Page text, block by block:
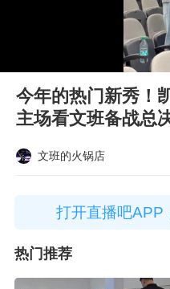
今年的热门新秀！
主场看文班备战总
文班的火锅店
打开直播吧APP
热门推荐